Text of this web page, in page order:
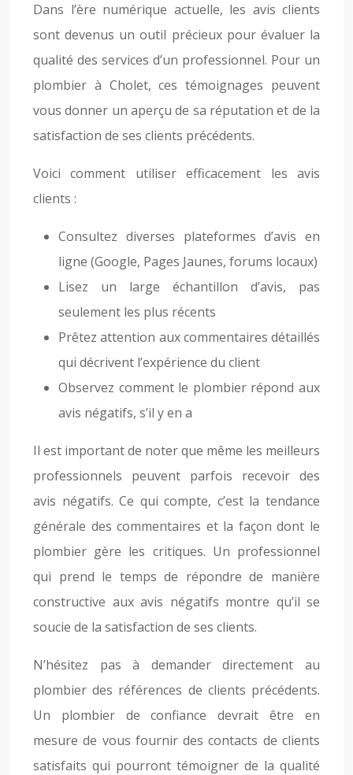
Dans l’ère numérique actuelle, les avis clients
sont devenus un outil précieux pour évaluer la
qualité des services d’un professionnel. Pour un
plombier à Cholet, ces témoignages peuvent
vous donner un aperçu de sa réputation et de la
satisfaction de ses clients précédents.
Voici comment utiliser efficacement les avis
clients :
Consultez diverses plateformes d’avis en
ligne (Google, Pages Jaunes, forums locaux)
Lisez un large échantillon d’avis, pas
seulement les plus récents
Prêtez attention aux commentaires détaillés
qui décrivent l’expérience du client
Observez comment le plombier répond aux
avis négatifs, s’il y en a
Il est important de noter que même les meilleurs
professionnels peuvent parfois recevoir des
avis négatifs. Ce qui compte, c’est la tendance
générale des commentaires et la façon dont le
plombier gère les critiques. Un professionnel
qui prend le temps de répondre de manière
constructive aux avis négatifs montre qu’il se
soucie de la satisfaction de ses clients.
N’hésitez pas à demander directement au
plombier des références de clients précédents.
Un plombier de confiance devrait être en
mesure de vous fournir des contacts de clients
satisfaits qui pourront témoigner de la qualité